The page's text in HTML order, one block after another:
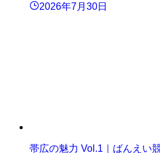
2026年7月30日
帯広の魅力 Vol.1｜ばんえい